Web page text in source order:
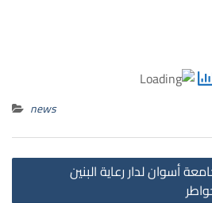
news
أسوان لدار رعاية البنين